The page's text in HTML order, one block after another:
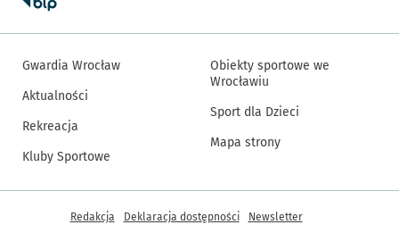
Gwardia Wrocław
Aktualności
Rekreacja
Kluby Sportowe
Obiekty sportowe we
Wrocławiu
Sport dla Dzieci
Mapa strony
Inne informacje
Redakcja Deklaracja dostępności Newsletter